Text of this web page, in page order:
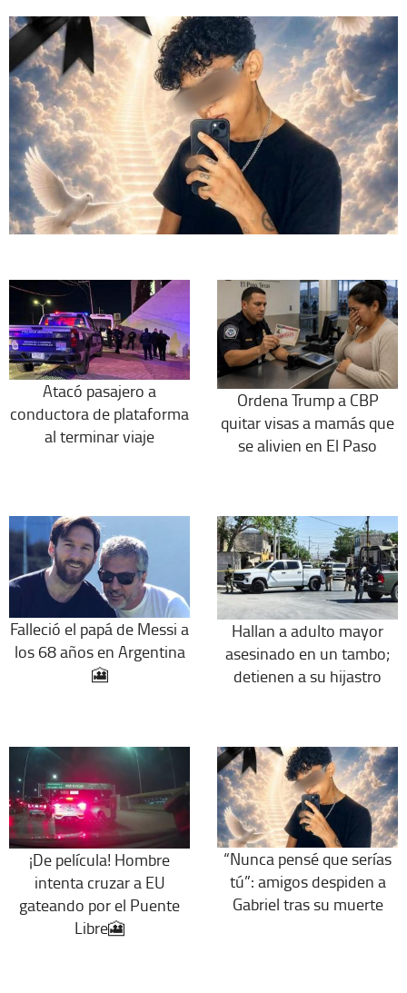
Atacó pasajero a
conductora de plataforma
al terminar viaje
Ordena Trump a CBP
quitar visas a mamás que
se alivien en El Paso
Falleció el papá de Messi a
los 68 años en Argentina
🎦
Hallan a adulto mayor
asesinado en un tambo;
detienen a su hijastro
¡De película! Hombre
intenta cruzar a EU
gateando por el Puente
Libre🎦
“Nunca pensé que serías
tú”: amigos despiden a
Gabriel tras su muerte